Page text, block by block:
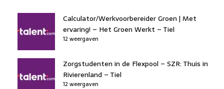
Calculator/Werkvoorbereider Groen | Met
ervaring! – Het Groen Werkt – Tiel
12 weergaven
Zorgstudenten in de Flexpool – SZR: Thuis in
Rivierenland – Tiel
12 weergaven